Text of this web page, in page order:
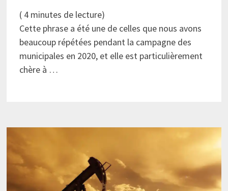
( 4 minutes de lecture)
Cette phrase a été une de celles que nous avons
beaucoup répétées pendant la campagne des
municipales en 2020, et elle est particulièrement
chère à …